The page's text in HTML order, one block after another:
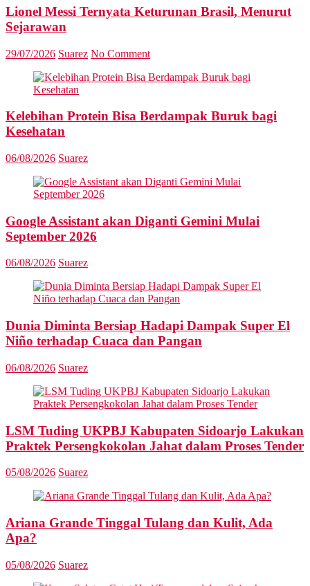
Lionel Messi Ternyata Keturunan Brasil, Menurut
Sejarawan
29/07/2026 Suarez No Comment
Kelebihan Protein Bisa Berdampak Buruk bagi
Kesehatan
06/08/2026 Suarez
Google Assistant akan Diganti Gemini Mulai
September 2026
06/08/2026 Suarez
Dunia Diminta Bersiap Hadapi Dampak Super El
Niño terhadap Cuaca dan Pangan
06/08/2026 Suarez
LSM Tuding UKPBJ Kabupaten Sidoarjo Lakukan
Praktek Persengkokolan Jahat dalam Proses Tender
05/08/2026 Suarez
Ariana Grande Tinggal Tulang dan Kulit, Ada
Apa?
05/08/2026 Suarez